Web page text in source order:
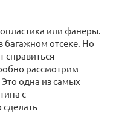
или фанеры.
багажном отсеке. Но
справиться
рассмотрим
одна из самых
с